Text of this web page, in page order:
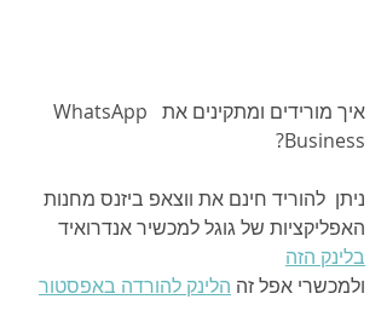
איך מורידים ומתקינים את  WhatsApp
Business?
ניתן  להוריד חינם את ווצאפ ביזנס מחנות
האפליקציות של גוגל למכשיר אנדרואיד
בלינק הזה
ולמכשרי אפל זה הלינק להורדה באפסטור